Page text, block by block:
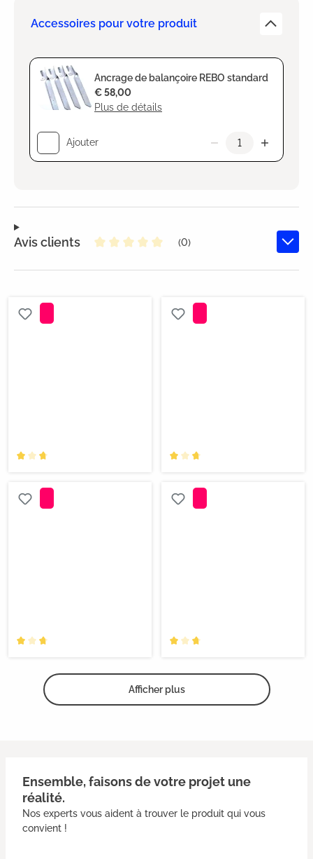
Accessoires pour votre produit
Ancrage de balançoire REBO standard
Plus de détails
€ 58,00
Ajouter
Avis clients
(0)
Afficher plus
Ensemble, faisons de votre projet une
réalité.
Nos experts vous aident à trouver le produit qui vous
convient !